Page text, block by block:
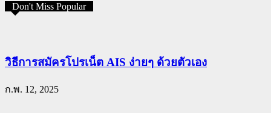
Don't Miss Popular
วิธีการสมัครโปรเน็ต AIS ง่ายๆ ด้วยตัวเอง
ก.พ. 12, 2025